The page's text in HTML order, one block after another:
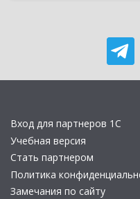
Вход для партнеров 1С
Учебная версия
Стать партнером
Политика
Замечания по сайту